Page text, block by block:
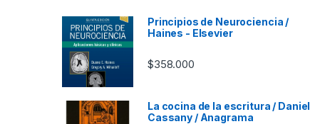
Principios de Neurociencia /
Haines - Elsevier
$358.000
La cocina de la escritura / Daniel
Cassany / Anagrama